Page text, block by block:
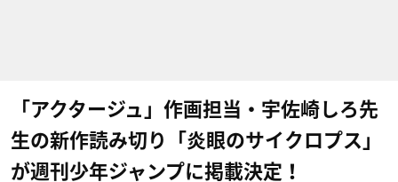
「アクタージュ」作画担当・宇佐崎しろ先
生の新作読み切り「炎眼のサイクロプス」
が週刊少年ジャンプに掲載決定！